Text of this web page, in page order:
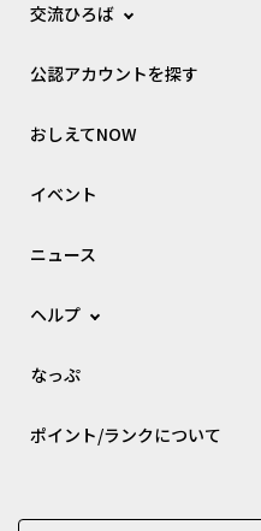
交流ひろば
公認アカウントを探す
おしえてNOW
イベント
ニュース
ヘルプ
なっぷ
ポイント/ランクについて